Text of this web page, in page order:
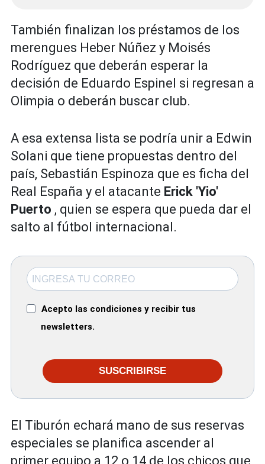
También finalizan los préstamos de los
merengues Heber Núñez y Moisés
Rodríguez que deberán esperar la
decisión de Eduardo Espinel si regresan a
Olimpia o deberán buscar club.
A esa extensa lista se podría unir a Edwin
Solani que tiene propuestas dentro del
país, Sebastián Espinoza que es ficha del
Real España y el atacante Erick 'Yio'
Puerto , quien se espera que pueda dar el
salto al fútbol internacional.
Acepto las condiciones y recibir tus
newsletters.
SUSCRIBIRSE
El Tiburón echará mano de sus reservas
especiales se planifica ascender al
primer equipo a 12 o 14 de los chicos que